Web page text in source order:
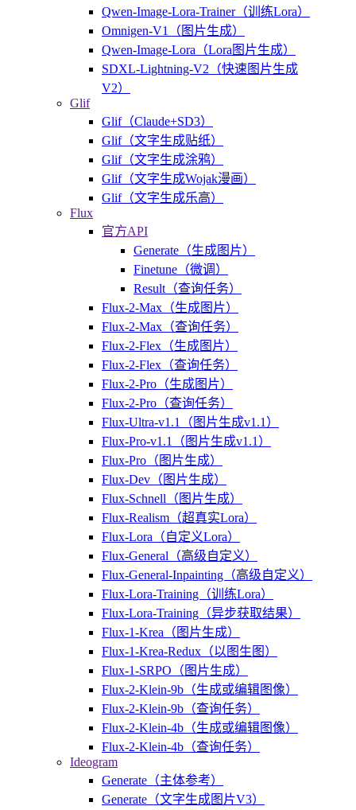
Qwen-Image-Lora-Trainer（训练Lora）
Omnigen-V1（图片生成）
Qwen-Image-Lora（Lora图片生成）
SDXL-Lightning-V2（快速图片生成
V2）
Glif
Glif（Claude+SD3）
Glif（文字生成贴纸）
Glif（文字生成涂鸦）
Glif（文字生成Wojak漫画）
Glif（文字生成乐高）
Flux
官方API
Generate（生成图片）
Finetune（微调）
Result（查询任务）
Flux-2-Max（生成图片）
Flux-2-Max（查询任务）
Flux-2-Flex（生成图片）
Flux-2-Flex（查询任务）
Flux-2-Pro（生成图片）
Flux-2-Pro（查询任务）
Flux-Ultra-v1.1（图片生成v1.1）
Flux-Pro-v1.1（图片生成v1.1）
Flux-Pro（图片生成）
Flux-Dev（图片生成）
Flux-Schnell（图片生成）
Flux-Realism（超真实Lora）
Flux-Lora（自定义Lora）
Flux-General（高级自定义）
Flux-General-Inpainting（高级自定义）
Flux-Lora-Training（训练Lora）
Flux-Lora-Training（异步获取结果）
Flux-1-Krea（图片生成）
Flux-1-Krea-Redux（以图生图）
Flux-1-SRPO（图片生成）
Flux-2-Klein-9b（生成或编辑图像）
Flux-2-Klein-9b（查询任务）
Flux-2-Klein-4b（生成或编辑图像）
Flux-2-Klein-4b（查询任务）
Ideogram
Generate（主体参考）
Generate（文字生成图片V3）